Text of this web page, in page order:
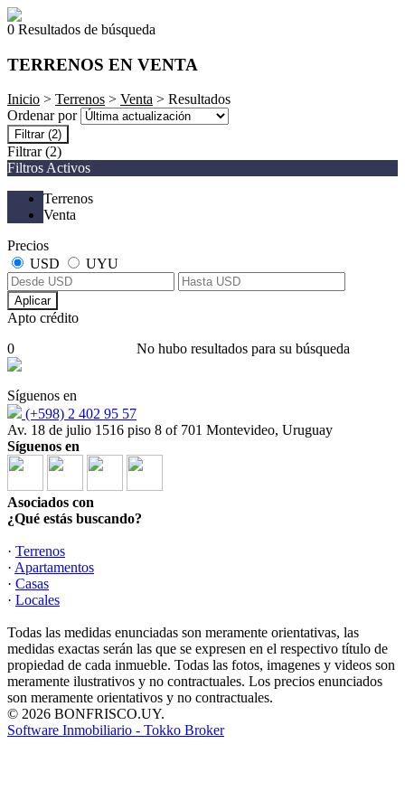
0 Resultados de búsqueda
TERRENOS EN VENTA
Inicio > Terrenos > Venta > Resultados
Ordenar por
Filtrar (2)
Filtrar (2)
Filtros Activos
Terrenos
Venta
Precios
USD
UYU
Aplicar
Apto crédito
No hubo resultados para su búsqueda
0
Síguenos en
(+598) 2 402 95 57
Av. 18 de julio 1516 piso 8 of 701 Montevideo, Uruguay
Síguenos en
Asociados con
¿Qué estás buscando?
· Terrenos
· Apartamentos
· Casas
· Locales
Todas las medidas enunciadas son meramente orientativas, las
medidas exactas serán las que se expresen en el respectivo título de
propiedad de cada inmueble. Todas las fotos, imagenes y videos son
meramente ilustrativos y no contractuales. Los precios enunciados
son meramente orientativos y no contractuales.
© 2026 BONFRISCO.UY.
Software Inmobiliario - Tokko Broker